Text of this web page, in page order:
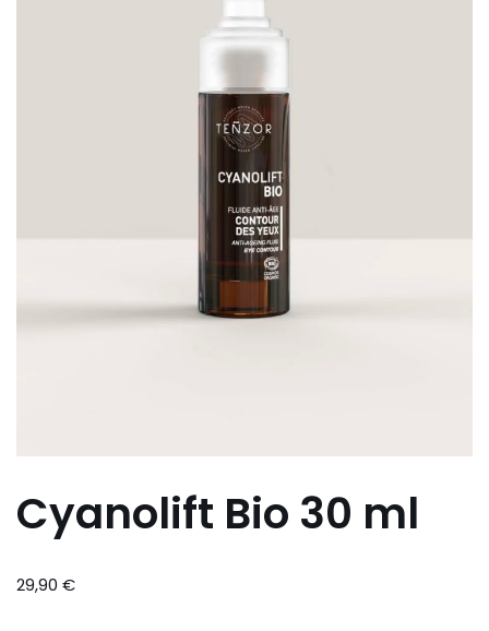
Cyanolift Bio 30 ml
29,90 €